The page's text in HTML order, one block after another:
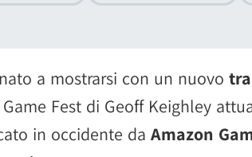
a mostrarsi con un nuovo
Fest di Geoff Keighley
in occidente da Amazon